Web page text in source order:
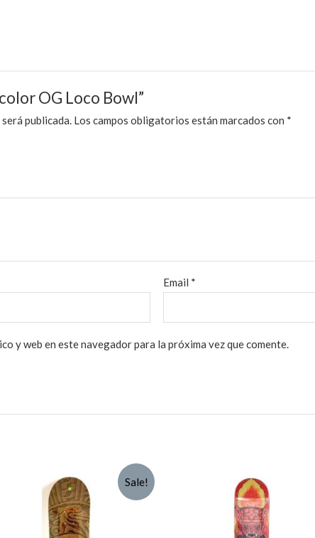
OG Loco Bowl”
publicada. Los campos obligatorios están marcados con *
Email *
y web en este navegador para la próxima vez que comente.
Sale!